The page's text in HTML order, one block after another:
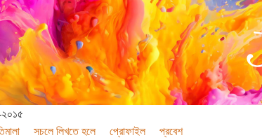
২০১৫
সচলে লিখতে হলে প্রোফাইল প্রবেশ